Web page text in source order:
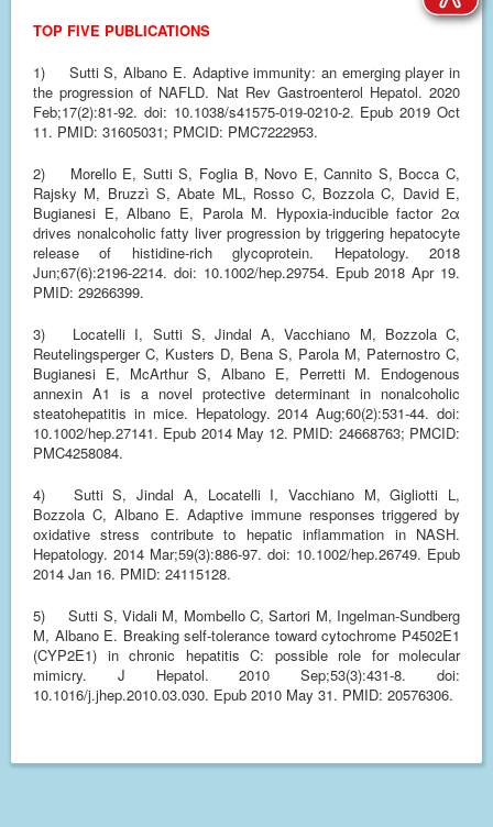
TOP FIVE PUBLICATIONS
1)
Sutti S, Albano E. Adaptive immunity: an emerging player in
the progression of NAFLD. Nat Rev Gastroenterol Hepatol. 2020
Feb;17(2):81-92. doi: 10.1038/s41575-019-0210-2. Epub 2019 Oct
11. PMID: 31605031; PMCID: PMC7222953.
2)
Morello E, Sutti S, Foglia B, Novo E, Cannito S, Bocca C,
Rajsky M, Bruzzì S, Abate ML, Rosso C, Bozzola C, David E,
Bugianesi E, Albano E, Parola M. Hypoxia-inducible factor 2α
drives nonalcoholic fatty liver progression by triggering hepatocyte
release of histidine-rich glycoprotein. Hepatology. 2018
Jun;67(6):2196-2214. doi: 10.1002/hep.29754. Epub 2018 Apr 19.
PMID: 29266399.
3)
Locatelli I, Sutti S, Jindal A, Vacchiano M, Bozzola C,
Reutelingsperger C, Kusters D, Bena S, Parola M, Paternostro C,
Bugianesi E, McArthur S, Albano E, Perretti M. Endogenous
annexin A1 is a novel protective determinant in nonalcoholic
steatohepatitis in mice. Hepatology. 2014 Aug;60(2):531-44. doi:
10.1002/hep.27141. Epub 2014 May 12. PMID: 24668763; PMCID:
PMC4258084.
4)
Sutti S, Jindal A, Locatelli I, Vacchiano M, Gigliotti L,
Bozzola C, Albano E. Adaptive immune responses triggered by
oxidative stress contribute to hepatic inflammation in NASH.
Hepatology. 2014 Mar;59(3):886-97. doi: 10.1002/hep.26749. Epub
2014 Jan 16. PMID: 24115128.
5)
Sutti S, Vidali M, Mombello C, Sartori M, Ingelman-Sundberg
M, Albano E. Breaking self-tolerance toward cytochrome P4502E1
(CYP2E1) in chronic hepatitis C: possible role for molecular
mimicry. J Hepatol. 2010 Sep;53(3):431-8. doi:
10.1016/j.jhep.2010.03.030. Epub 2010 May 31. PMID: 20576306.